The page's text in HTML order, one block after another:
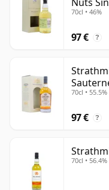
70cl • 46%
97 € ?
alt
70cl • 55.5%
97 € ?
70cl • 56.4%